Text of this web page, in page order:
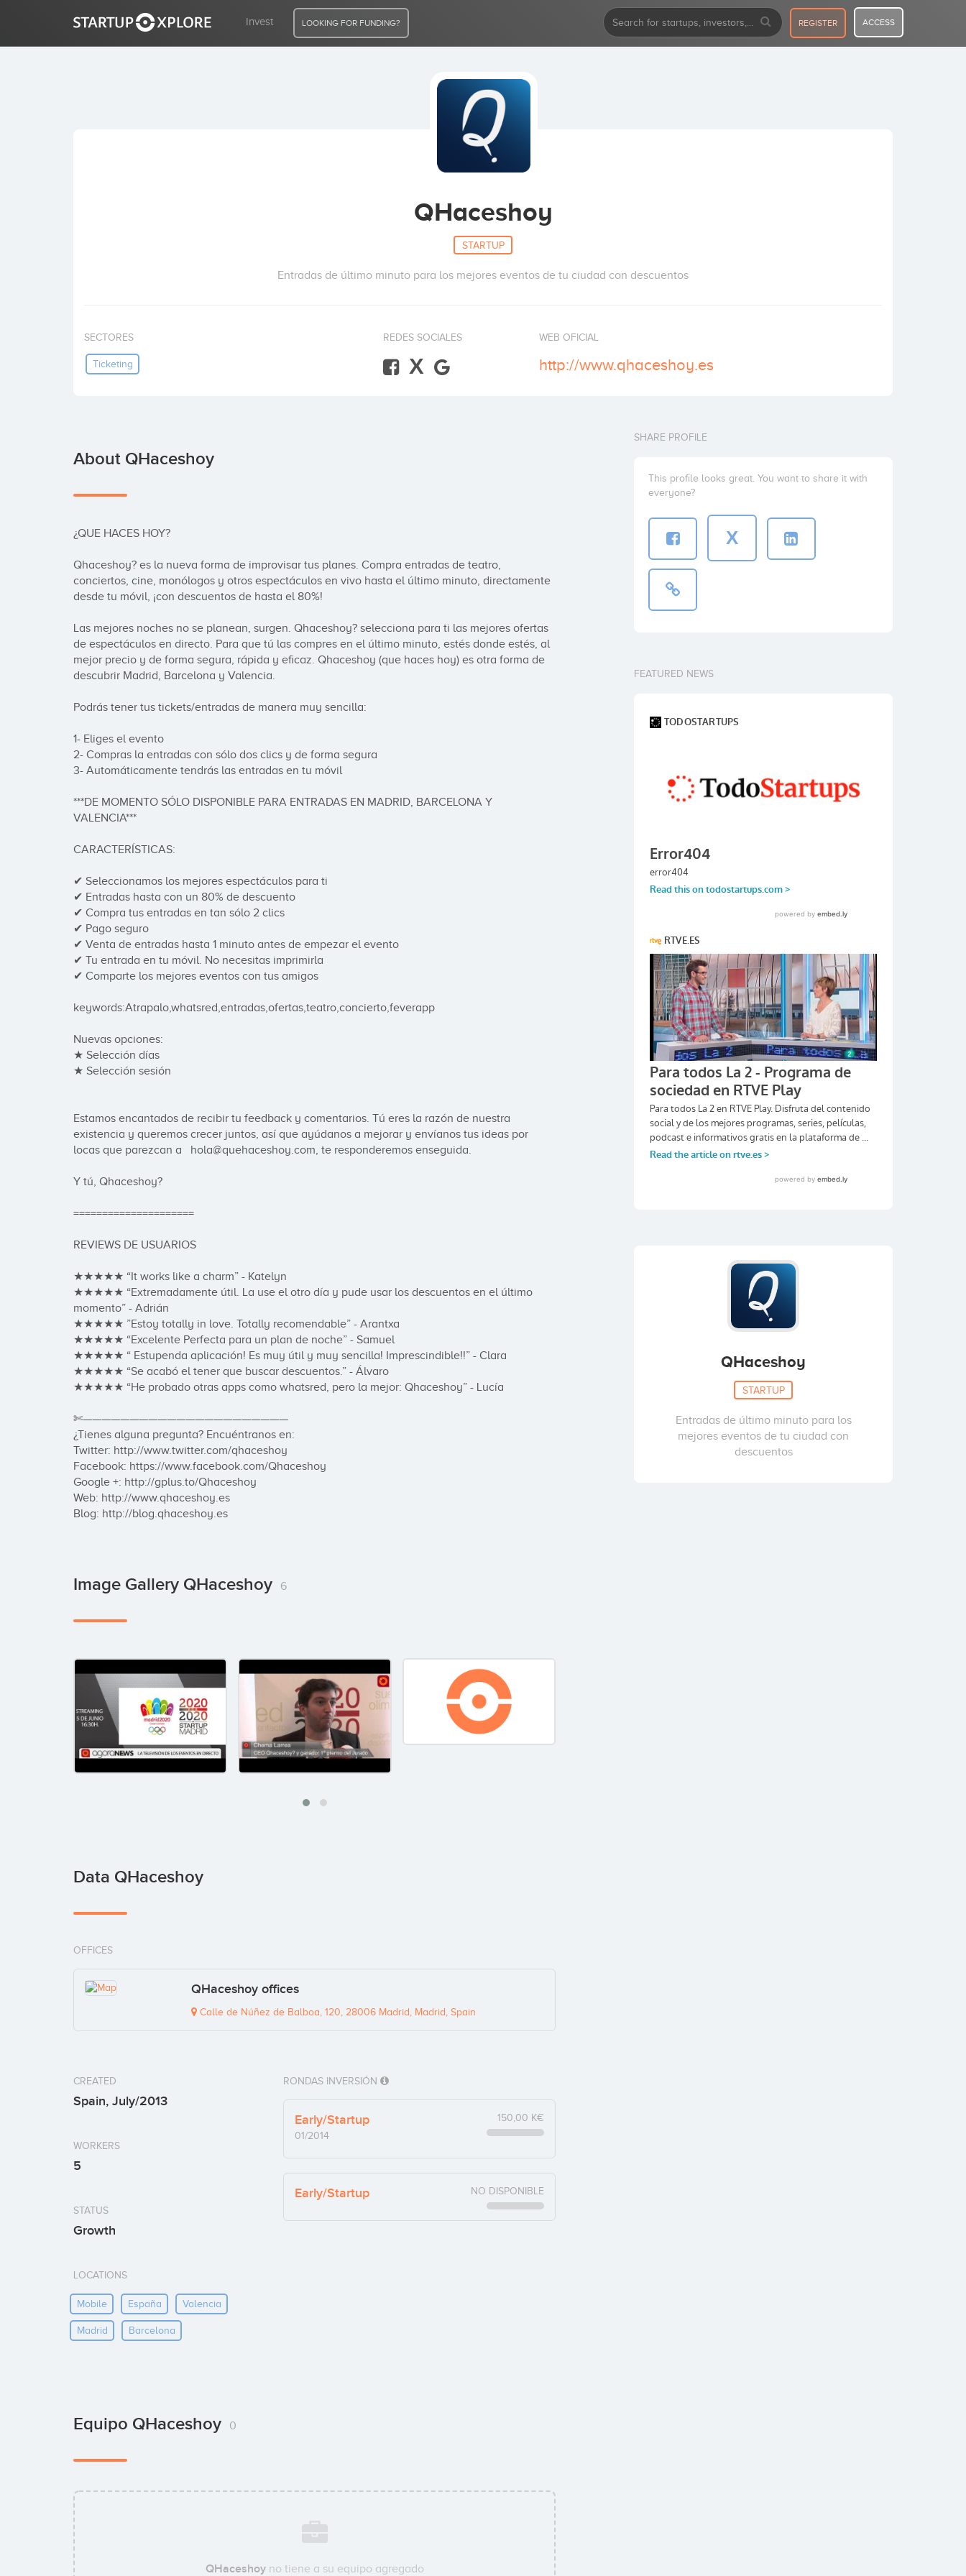
Invest LOOKING FOR FUNDING? REGISTER ACCESS
QHaceshoy
STARTUP
Entradas de último minuto para los mejores eventos de tu ciudad con descuentos
SECTORES
Ticketing
REDES SOCIALES
X
WEB OFICIAL
http://www.qhaceshoy.es
About QHaceshoy
¿QUE HACES HOY?
Qhaceshoy? es la nueva forma de improvisar tus planes. Compra entradas de teatro,
conciertos, cine, monólogos y otros espectáculos en vivo hasta el último minuto, directamente
desde tu móvil, ¡con descuentos de hasta el 80%!
Las mejores noches no se planean, surgen. Qhaceshoy? selecciona para ti las mejores ofertas
de espectáculos en directo. Para que tú las compres en el último minuto, estés donde estés, al
mejor precio y de forma segura, rápida y eficaz. Qhaceshoy (que haces hoy) es otra forma de
descubrir Madrid, Barcelona y Valencia.
Podrás tener tus tickets/entradas de manera muy sencilla:
1- Eliges el evento
2- Compras la entradas con sólo dos clics y de forma segura
3- Automáticamente tendrás las entradas en tu móvil
***DE MOMENTO SÓLO DISPONIBLE PARA ENTRADAS EN MADRID, BARCELONA Y
VALENCIA***
CARACTERÍSTICAS:
✔ Seleccionamos los mejores espectáculos para ti
✔ Entradas hasta con un 80% de descuento
✔ Compra tus entradas en tan sólo 2 clics
✔ Pago seguro
✔ Venta de entradas hasta 1 minuto antes de empezar el evento
✔ Tu entrada en tu móvil. No necesitas imprimirla
✔ Comparte los mejores eventos con tus amigos
keywords:Atrapalo,whatsred,entradas,ofertas,teatro,concierto,feverapp
Nuevas opciones:
★ Selección días
★ Selección sesión
Estamos encantados de recibir tu feedback y comentarios. Tú eres la razón de nuestra
existencia y queremos crecer juntos, así que ayúdanos a mejorar y envíanos tus ideas por
locas que parezcan a   hola@quehaceshoy.com, te responderemos enseguida.
Y tú, Qhaceshoy?
=====================
REVIEWS DE USUARIOS
★★★★★ “It works like a charm” - Katelyn
★★★★★ “Extremadamente útil. La use el otro día y pude usar los descuentos en el último
momento” - Adrián
★★★★★ ”Estoy totally in love. Totally recomendable” - Arantxa
★★★★★ “Excelente Perfecta para un plan de noche” - Samuel
★★★★★ “ Estupenda aplicación! Es muy útil y muy sencilla! Imprescindible!!” - Clara
★★★★★ “Se acabó el tener que buscar descuentos.” - Álvaro
★★★★★ “He probado otras apps como whatsred, pero la mejor: Qhaceshoy” - Lucía
✄——————————————————————
¿Tienes alguna pregunta? Encuéntranos en:
Twitter: http://www.twitter.com/qhaceshoy
Facebook: https://www.facebook.com/Qhaceshoy
Google +: http://gplus.to/Qhaceshoy
Web: http://www.qhaceshoy.es
Blog: http://blog.qhaceshoy.es
Image Gallery QHaceshoy 6
Data QHaceshoy
OFFICES
QHaceshoy offices
Calle de Núñez de Balboa, 120, 28006 Madrid, Madrid, Spain
CREATED
Spain, July/2013
WORKERS
5
STATUS
Growth
LOCATIONS
Mobile España Valencia
Madrid Barcelona
RONDAS INVERSIÓN
Early/Startup
01/2014
150,00 K€
Early/Startup NO DISPONIBLE
Equipo QHaceshoy 0
QHaceshoyno tiene a su equipo agregado
SHARE PROFILE
This profile looks great. You want to share it with
everyone?
X
FEATURED NEWS
QHaceshoy
STARTUP
Entradas de último minuto para los
mejores eventos de tu ciudad con
descuentos